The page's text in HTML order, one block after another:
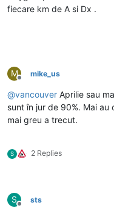
fiecare km de A si Dx .
M
Deconectat
mike_us
@vancouver Aprilie sau
sunt în jur de 90%. Mai
mai greu a trecut.
S 2 Replies
S
Deconectat
sts